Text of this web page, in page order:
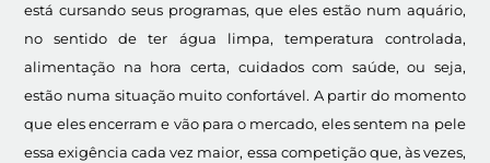
está cursando seus programas, que eles estão num aquário,
no sentido de ter água limpa, temperatura controlada,
alimentação na hora certa, cuidados com saúde, ou seja,
estão numa situação muito confortável. A partir do momento
que eles encerram e vão para o mercado, eles sentem na pele
essa exigência cada vez maior, essa competição que, às vezes,